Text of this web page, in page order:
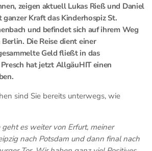
zeigen aktuell Lukas Rieß und Daniel
ganzer Kraft das Kinderhospiz St.
und befindet sich auf ihrem Weg
Die Reise dient einer
Geld fließt in das
hat jetzt AllgäuHIT einen
sind Sie bereits unterwegs, wie
geht es weiter von Erfurt, meiner
nach Potsdam und dann final nach